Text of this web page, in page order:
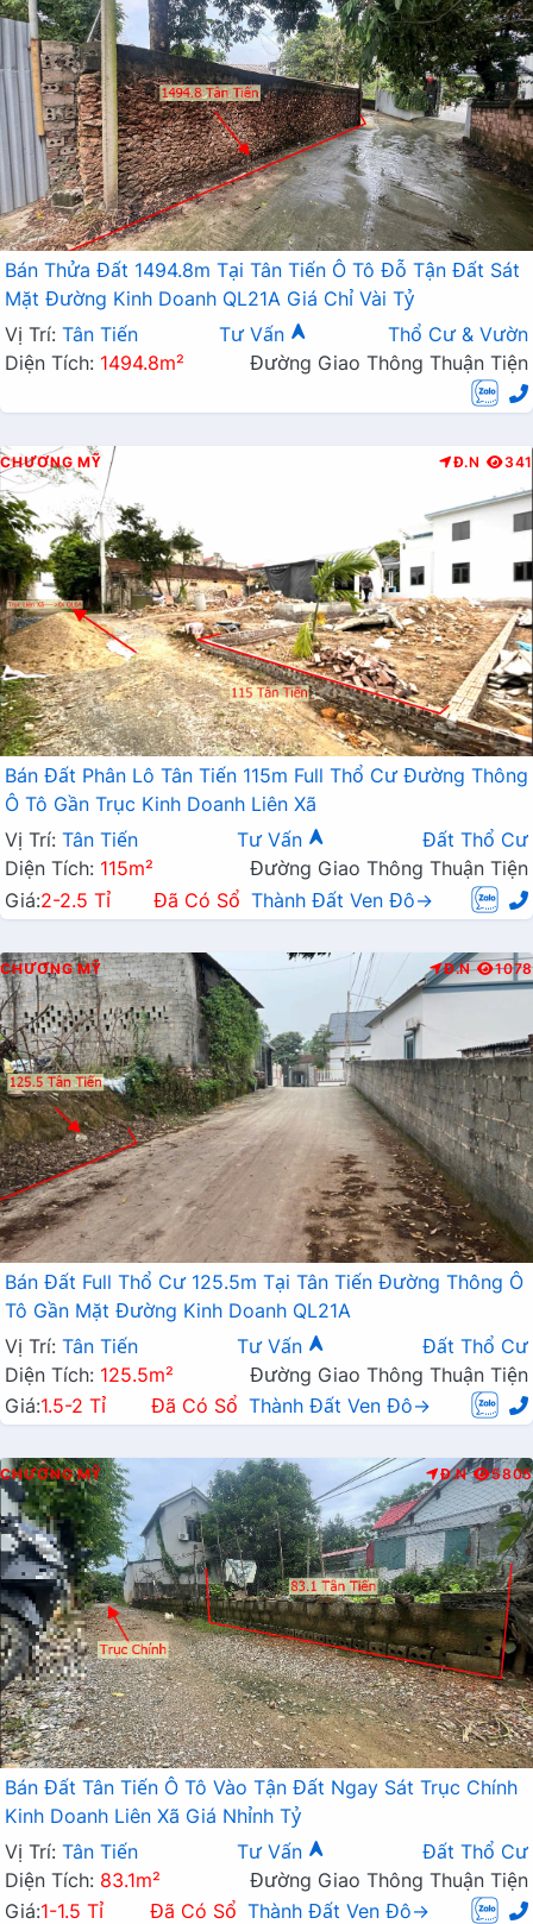
Bán Thửa Đất 1494.8m Tại Tân Tiến Ô Tô Đỗ Tận Đất Sát
Mặt Đường Kinh Doanh QL21A Giá Chỉ Vài Tỷ
Vị Trí: Tân Tiến Tư Vấn
Thổ Cư & Vườn
Diện Tích: 1494.8m² Đường Giao Thông Thuận Tiện
CHƯƠNG MỸ Đ.N 341
Bán Đất Phân Lô Tân Tiến 115m Full Thổ Cư Đường Thông
Ô Tô Gần Trục Kinh Doanh Liên Xã
Vị Trí: Tân Tiến Tư Vấn
Đất Thổ Cư
Diện Tích: 115m²
Đường Giao Thông Thuận Tiện
Giá:2-2.5 Tỉ Đã Có Sổ Thành Đất Ven Đô→
CHƯƠNG MỸ Đ.N 1078
Bán Đất Full Thổ Cư 125.5m Tại Tân Tiến Đường Thông Ô
Tô Gần Mặt Đường Kinh Doanh QL21A
Vị Trí: Tân Tiến Tư Vấn
Đất Thổ Cư
Diện Tích: 125.5m²
Đường Giao Thông Thuận Tiện
Giá:1.5-2 Tỉ Đã Có Sổ Thành Đất Ven Đô→
CHƯƠNG MỸ Đ.N 5805
Bán Đất Tân Tiến Ô Tô Vào Tận Đất Ngay Sát Trục Chính
Kinh Doanh Liên Xã Giá Nhỉnh Tỷ
Vị Trí: Tân Tiến Tư Vấn
Đất Thổ Cư
Diện Tích: 83.1m²
Đường Giao Thông Thuận Tiện
Giá:1-1.5 Tỉ Đã Có Sổ Thành Đất Ven Đô→